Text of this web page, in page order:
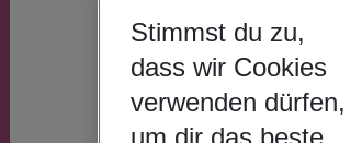
Stimmst du zu,
dass wir Cookies
verwenden dürfen,
um dir das beste